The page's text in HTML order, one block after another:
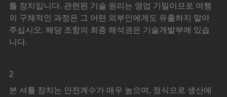
틀 장치입니다. 관련된 기술 원리는 영업 기밀이므로 여행
의 구체적인 과정은 그 어떤 외부인에게도 유출하지 말아
주십시오. 해당 조항의 최종 해석권은 기술개발부에 있습
니다.
2
본 셔틀 장치는 안전계수가 매우 높으며, 정식으로 생산에